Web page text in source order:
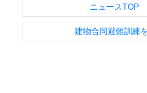
ニュースTOP
建物合同避難訓練